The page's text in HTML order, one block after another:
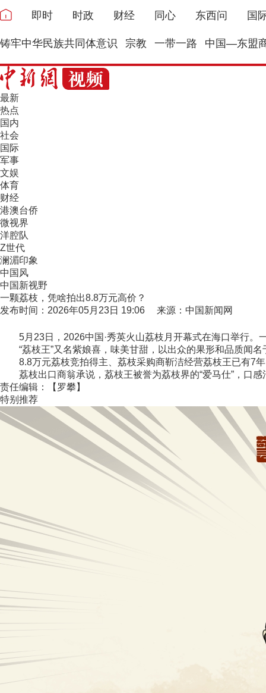
即时 时政 财经 同心 东西问 国
铸牢中华民族共同体意识 宗教 一带一路 中国—东盟
最新
热点
国内
社会
国际
军事
文娱
体育
财经
港澳台侨
微视界
洋腔队
Z世代
澜湄印象
中国风
中国新视野
一颗荔枝，凭啥拍出8.8万元高价？
发布时间：2026年05月23日 19:06 来源：中国新闻网
5月23日，2026中国·秀英火山荔枝月开幕式在海口举行。
“荔枝王”又名紫娘喜，味美甘甜，以出众的果形和品质闻名
8.8万元荔枝竞拍得主、荔枝采购商靳洁经营荔枝王已有7年
荔枝出口商翁承说，荔枝王被誉为荔枝界的“爱马仕”，口感
责任编辑：【罗攀】
特别推荐